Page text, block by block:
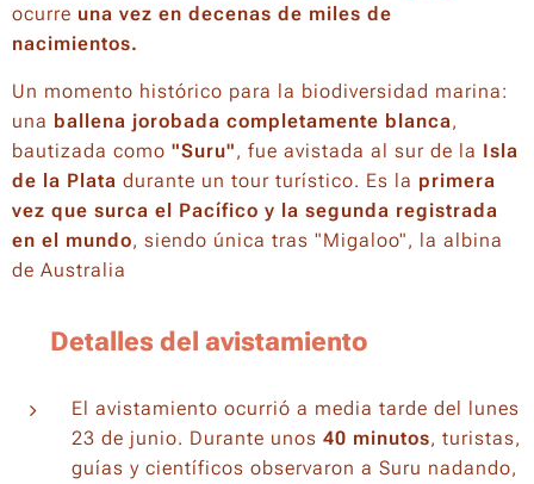
ocurre una vez en decenas de miles de
nacimientos.
Un momento histórico para la biodiversidad marina:
una ballena jorobada completamente blanca,
bautizada como "Suru", fue avistada al sur de la Isla
de la Plata durante un tour turístico. Es la primera
vez que surca el Pacífico y la segunda registrada
en el mundo, siendo única tras "Migaloo", la albina
de Australia
Detalles del avistamiento
El avistamiento ocurrió a media tarde del lunes
23 de junio. Durante unos 40 minutos, turistas,
guías y científicos observaron a Suru nadando,